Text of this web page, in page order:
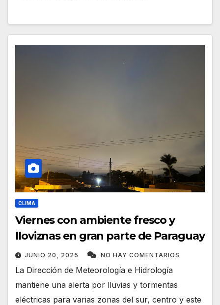
CLIMA
Viernes con ambiente fresco y
lloviznas en gran parte de Paraguay
JUNIO 20, 2025 NO HAY COMENTARIOS
La Dirección de Meteorología e Hidrología
mantiene una alerta por lluvias y tormentas
eléctricas para varias zonas del sur, centro y este